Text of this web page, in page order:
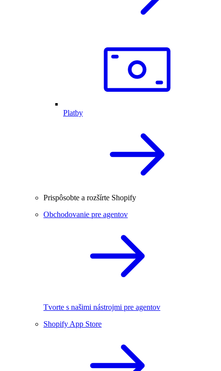
Platby
Prispôsobte a rozšírte Shopify
Obchodovanie pre agentov
Tvorte s našimi nástrojmi pre agentov
Shopify App Store